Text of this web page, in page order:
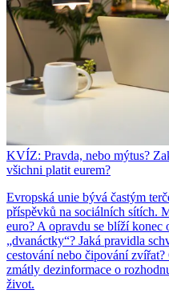
KVÍZ: Pravda, nebo mýtus?
všichni platit eurem?
Evropská unie bývá častým
příspěvků na sociálních sítích.
euro? A opravdu se blíží konec
„dvanáctky“? Jaká pravidla
cestování nebo čipování
zmátly dezinformace o
život.